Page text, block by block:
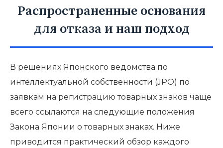
Распространенные основания
для отказа и наш подход
В решениях Японского ведомства по
интеллектуальной собственности (JPO) по
заявкам на регистрацию товарных знаков чаще
всего ссылаются на следующие положения
Закона Японии о товарных знаках. Ниже
приводится практический обзор каждого